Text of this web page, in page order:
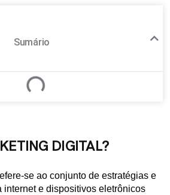
Sumário
DIGITAL?
se ao conjunto de estratégias e
internet e dispositivos eletrônicos